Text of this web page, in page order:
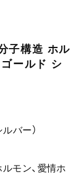
子構造 ホル
ールド シ
バー）
モン、愛情ホ